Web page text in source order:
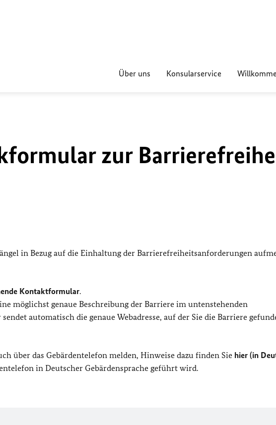
Über uns Konsularservice
zur
in Bezug auf die Einhaltung der Barrierefreiheitsanforderungen
Kontaktformular.
möglichst genaue Beschreibung der Barriere im untenstehenden
automatisch die genaue Webadresse, auf der Sie die Barriere
über das Gebärdentelefon melden, Hinweise dazu finden Sie hier (in
in Deutscher Gebärdensprache geführt wird.